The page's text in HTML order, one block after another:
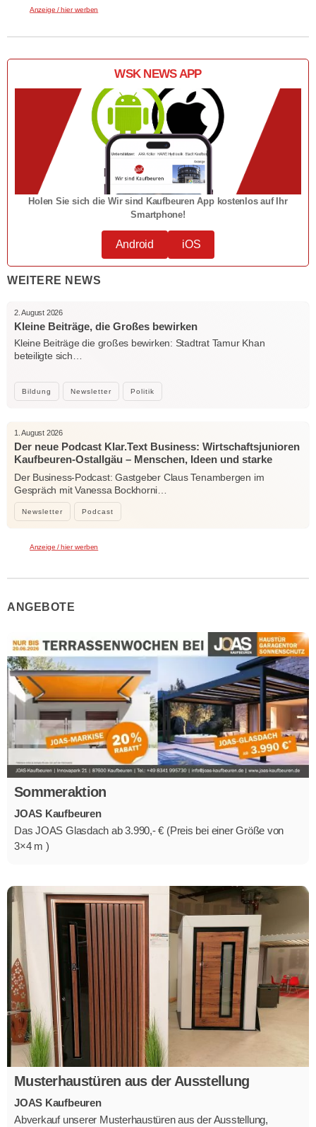
Anzeige / hier werben
WSK NEWS APP
Holen Sie sich die Wir sind Kaufbeuren App kostenlos auf Ihr
Smartphone!
Android iOS
WEITERE NEWS
Bildung Newsletter Politik
2. August 2026
Kleine Beiträge, die Großes bewirken
Kleine Beiträge die großes bewirken: Stadtrat Tamur Khan
beteiligte sich…
Newsletter Podcast
1. August 2026
Der neue Podcast Klar.Text Business: Wirtschaftsjunioren
Kaufbeuren-Ostallgäu – Menschen, Ideen und starke
Verbindungen
Der Business-Podcast: Gastgeber Claus Tenambergen im
Gespräch mit Vanessa Bockhorni…
Anzeige / hier werben
ANGEBOTE
Sommeraktion
JOAS Kaufbeuren
Das JOAS Glasdach ab 3.990,- € (Preis bei einer Größe von
3×4 m )
Musterhaustüren aus der Ausstellung
JOAS Kaufbeuren
Abverkauf unserer Musterhaustüren aus der Ausstellung,